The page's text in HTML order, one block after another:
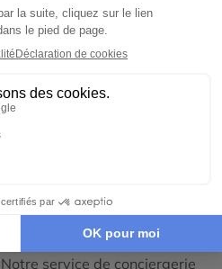
Nous collaborons
exclusivement avec des
confiance, pour un tourisme
responsable, éthique,
Garantie et tranquillité
Notre service de conciergerie